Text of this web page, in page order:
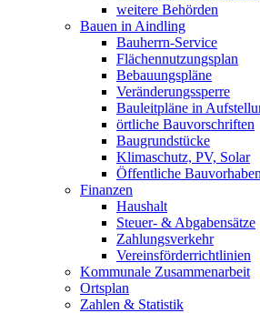
weitere Behörden
Bauen in Aindling
Bauherrn-Service
Flächennutzungsplan
Bebauungspläne
Veränderungssperre
Bauleitpläne in
örtliche Bauvorschriften
Baugrundstücke
Klimaschutz, PV, Solar
Öffentliche Bauvorhaben
Finanzen
Haushalt
Steuer- & Abgabensätze
Zahlungsverkehr
Vereinsförderrichtlinien
Kommunale Zusammenarbeit
Ortsplan
Zahlen & Statistik